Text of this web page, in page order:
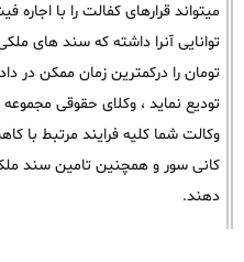
میتواند قرارهای کفالت را با
تومان را درکمترین زمان ممکن در
تودیع نماید ، وکلای حقوقی
وکالت شما کلیه فرایند مرتبط با
کانی سور و همچنین تامین سند
دهند.